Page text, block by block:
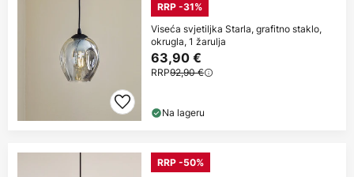
RRP -31%
Viseća svjetiljka Starla, grafitno staklo,
okrugla, 1 žarulja
63,90 €
RRP92,90 €
Na lageru
RRP -50%